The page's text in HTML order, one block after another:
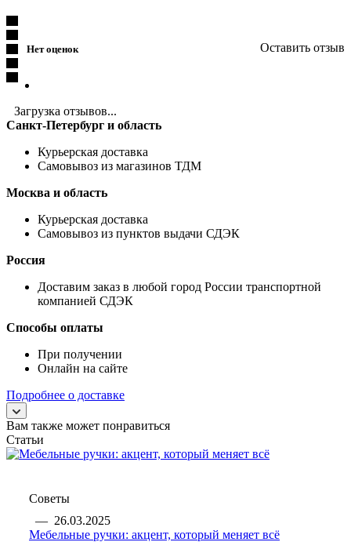
Нет оценок Оставить отзыв
Загрузка отзывов...
Санкт-Петербург и область
Курьерская доставка
Самовывоз из магазинов ТДМ
Москва и область
Курьерская доставка
Самовывоз из пунктов выдачи СДЭК
Россия
Доставим заказ в любой город России транспортной
компанией СДЭК
Способы оплаты
При получении
Онлайн на сайте
Подробнее о доставке
Вам также может понравиться
Статьи
Советы
— 26.03.2025
Мебельные ручки: акцент, который меняет всё